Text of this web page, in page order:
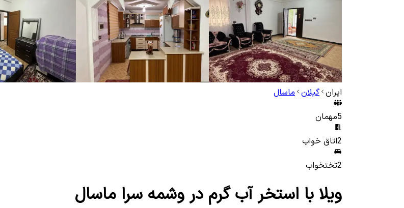
ایران گیلان ماسال
5مهمان
2اتاق خواب
2تختخواب
ویلا با استخر آب گرم در وشمه سرا ماسال